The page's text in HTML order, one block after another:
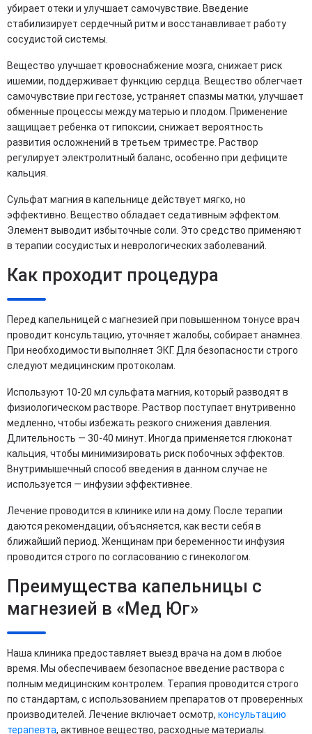
убирает отеки и улучшает самочувствие. Введение
стабилизирует сердечный ритм и восстанавливает работу
сосудистой системы.
Вещество улучшает кровоснабжение мозга, снижает риск
ишемии, поддерживает функцию сердца. Вещество облегчает
самочувствие при гестозе, устраняет спазмы матки, улучшает
обменные процессы между матерью и плодом. Применение
защищает ребенка от гипоксии, снижает вероятность
развития осложнений в третьем триместре. Раствор
регулирует электролитный баланс, особенно при дефиците
кальция.
Сульфат магния в капельнице действует мягко, но
эффективно. Вещество обладает седативным эффектом.
Элемент выводит избыточные соли. Это средство применяют
в терапии сосудистых и неврологических заболеваний.
Как проходит процедура
Перед капельницей с магнезией при повышенном тонусе врач
проводит консультацию, уточняет жалобы, собирает анамнез.
При необходимости выполняет ЭКГ. Для безопасности строго
следуют медицинским протоколам.
Используют 10-20 мл сульфата магния, который разводят в
физиологическом растворе. Раствор поступает внутривенно
медленно, чтобы избежать резкого снижения давления.
Длительность — 30-40 минут. Иногда применяется глюконат
кальция, чтобы минимизировать риск побочных эффектов.
Внутримышечный способ введения в данном случае не
используется — инфузии эффективнее.
Лечение проводится в клинике или на дому. После терапии
даются рекомендации, объясняется, как вести себя в
ближайший период. Женщинам при беременности инфузия
проводится строго по согласованию с гинекологом.
Преимущества капельницы с
магнезией в «Мед Юг»
Наша клиника предоставляет выезд врача на дом в любое
время. Мы обеспечиваем безопасное введение раствора с
полным медицинским контролем. Терапия проводится строго
по стандартам, с использованием препаратов от проверенных
производителей. Лечение включает осмотр, консультацию
терапевта, активное вещество, расходные материалы.